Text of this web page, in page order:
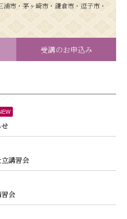
市・茅ヶ崎市・鎌倉市・逗子市・
受講のお申込み
講習会
会